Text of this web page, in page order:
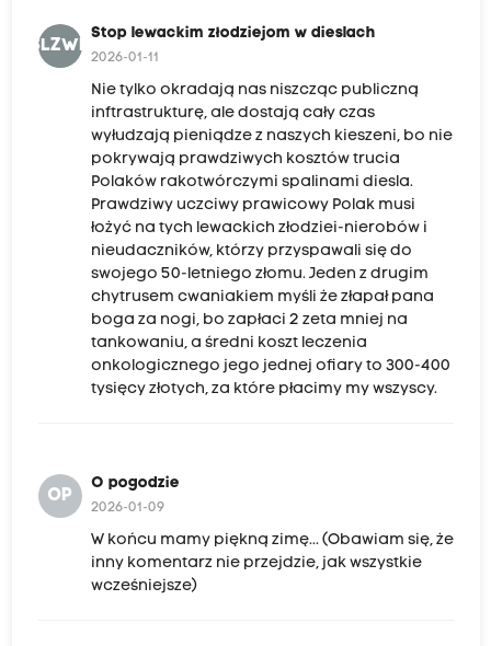
SLZWD
Stop lewackim złodziejom w dieslach
2026-01-11
Nie tylko okradają nas niszcząc publiczną
inftrastrukturę, ale dostają cały czas
wyłudzają pieniądze z naszych kieszeni, bo nie
pokrywają prawdziwych kosztów trucia
Polaków rakotwórczymi spalinami diesla.
Prawdziwy uczciwy prawicowy Polak musi
łożyć na tych lewackich złodziei-nierobów i
nieudaczników, którzy przyspawali się do
swojego 50-letniego złomu. Jeden z drugim
chytrusem cwaniakiem myśli że złapał pana
boga za nogi, bo zapłaci 2 zeta mniej na
tankowaniu, a średni koszt leczenia
onkologicznego jego jednej ofiary to 300-400
tysięcy złotych, za które płacimy my wszyscy.
OP
O pogodzie
2026-01-09
W końcu mamy piękną zimę... (Obawiam się, że
inny komentarz nie przejdzie, jak wszystkie
wcześniejsze)